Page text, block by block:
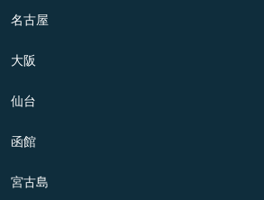
名古屋
大阪
仙台
函館
宮古島